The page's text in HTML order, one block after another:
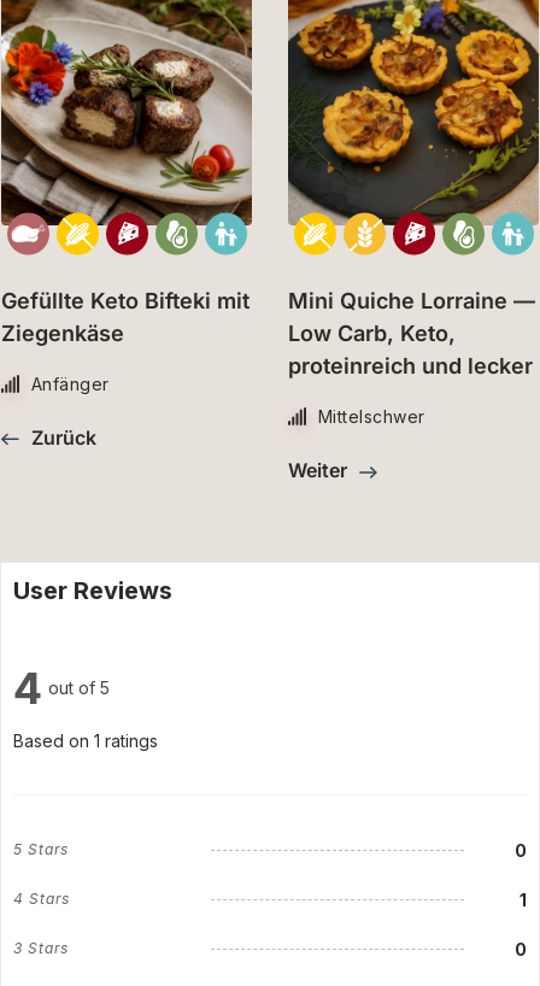
Gefüllte Keto Bifteki mit
Ziegenkäse
Anfänger
Zurück
Mini Quiche Lorraine —
Low Carb, Keto,
proteinreich und lecker
Mittelschwer
Weiter
User Reviews
4 out of 5
Based on 1 ratings
5 Stars 0
4 Stars 1
3 Stars 0